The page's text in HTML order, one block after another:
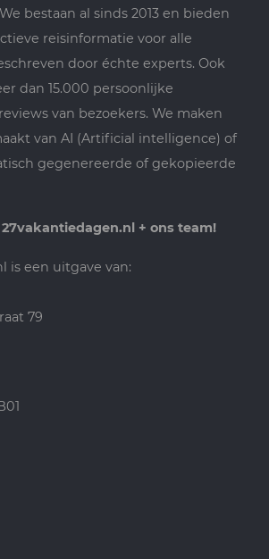
bestaan al sinds 2013 en bieden
reisinformatie voor alle
door échte experts. Ook
dan 15.000 persoonlijke
van bezoekers. We maken
van AI (Artificial intelligence) of
gegenereerde of gekopieerde
+ ons team!
is een uitgave van:
79